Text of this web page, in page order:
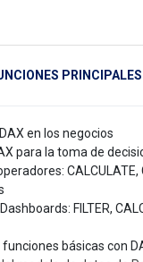
en los negocios
para la toma de
CALCULATE,
FILTER,
básicas con